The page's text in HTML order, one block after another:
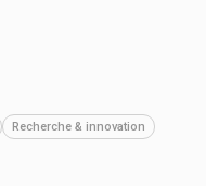
Recherche & innovation